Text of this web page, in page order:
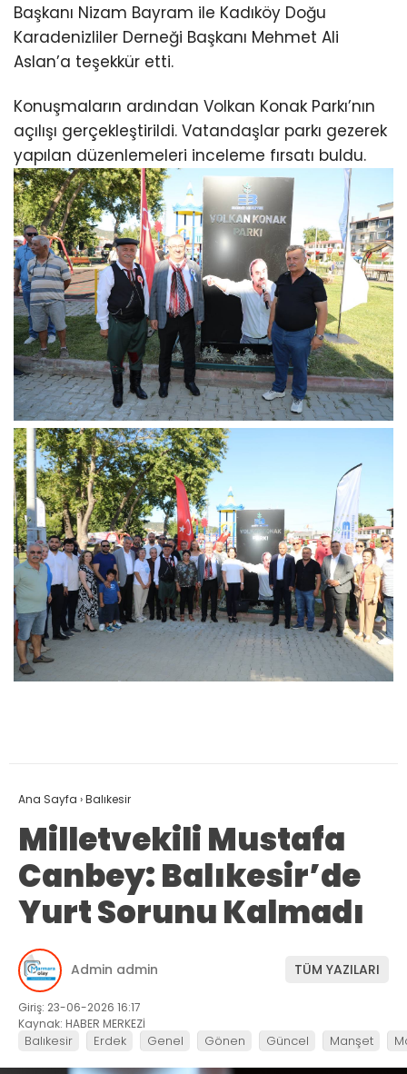
Başkanı Nizam Bayram ile Kadıköy Doğu
Karadenizliler Derneği Başkanı Mehmet Ali
Aslan’a teşekkür etti.
Konuşmaların ardından Volkan Konak Parkı’nın
açılışı gerçekleştirildi. Vatandaşlar parkı gezerek
yapılan düzenlemeleri inceleme fırsatı buldu.
Ana Sayfa ›Balıkesir
Milletvekili Mustafa
Canbey: Balıkesir’de
Yurt Sorunu Kalmadı
Admin admin TÜM YAZILARI
Giriş: 23-06-2026 16:17
Kaynak: HABER MERKEZİ
Balıkesir Erdek Genel Gönen Güncel Manşet